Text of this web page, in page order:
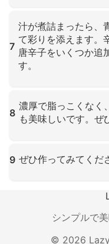
7
汁が煮詰まったら、
て彩りを添えます。
唐辛子をいくつか追
す。
8
濃厚で脂っこくなく
も美味しいです。ぜ
9 ぜひ作ってみてくだ
シンプルで
© 2026